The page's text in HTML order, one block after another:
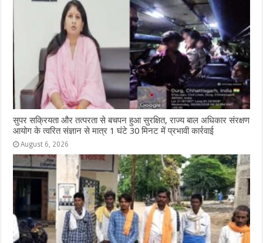
सुपर सक्रियता और तत्परता से बचपन हुआ सुरक्षित, राज्य बाल अधिकार संरक्षण
आयोग के त्वरित संज्ञान से मात्र 1 घंटे 30 मिनट में प्रभावी कार्रवाई
August 6, 2026